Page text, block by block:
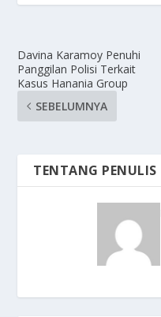
Davina Karamoy Penuhi
Panggilan Polisi Terkait
Kasus Hanania Group
SEBELUMNYA
TENTANG PENULIS